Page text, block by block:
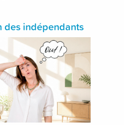
des indépendants